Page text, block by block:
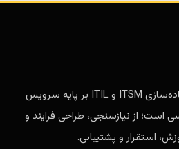
مدانت مجری پیاده‌سازی ITSM و ITIL بر پایه سرویس
از نیازسنجی، طراحی فرایند و
استقرار و پشتیبانی.